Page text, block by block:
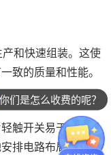
和快速组装。这使
致的质量和性能。
触开关易于集成到
排电路布局，以满
你们是怎么收费的呢？